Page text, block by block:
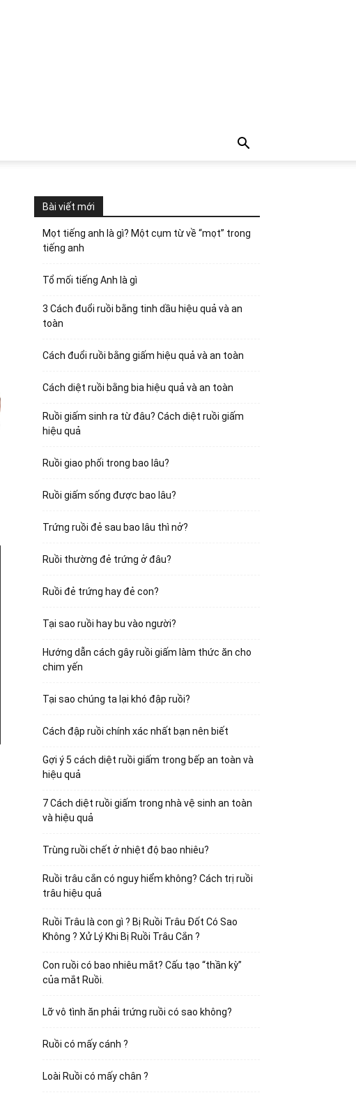
Bài viết mới
Mọt tiếng anh là gì? Một cụm từ về “mọt” trong
tiếng anh
Tổ mối tiếng Anh là gì
3 Cách đuổi ruồi bằng tinh dầu hiệu quả và an
toàn
Cách đuổi ruồi bằng giấm hiệu quả và an toàn
Cách diệt ruồi bằng bia hiệu quả và an toàn
Ruồi giấm sinh ra từ đâu? Cách diệt ruồi giấm
hiệu quả
Ruồi giao phối trong bao lâu?
Ruồi giấm sống được bao lâu?
Trứng ruồi đẻ sau bao lâu thì nở?
Ruồi thường đẻ trứng ở đâu?
Ruồi đẻ trứng hay đẻ con?
Tại sao ruồi hay bu vào người?
Hướng dẫn cách gây ruồi giấm làm thức ăn cho
chim yến
Tại sao chúng ta lại khó đập ruồi?
Cách đập ruồi chính xác nhất bạn nên biết
Gợi ý 5 cách diệt ruồi giấm trong bếp an toàn và
hiệu quả
7 Cách diệt ruồi giấm trong nhà vệ sinh an toàn
và hiệu quả
Trùng ruồi chết ở nhiệt độ bao nhiêu?
Ruồi trâu cắn có nguy hiểm không? Cách trị ruồi
trâu hiệu quả
Ruồi Trâu là con gì ? Bị Ruồi Trâu Đốt Có Sao
Không ? Xử Lý Khi Bị Ruồi Trâu Cắn ?
Con ruồi có bao nhiêu mắt? Cấu tạo “thần kỳ”
của mắt Ruồi.
Lỡ vô tình ăn phải trứng ruồi có sao không?
Ruồi có mấy cánh ?
Loài Ruồi có mấy chân ?